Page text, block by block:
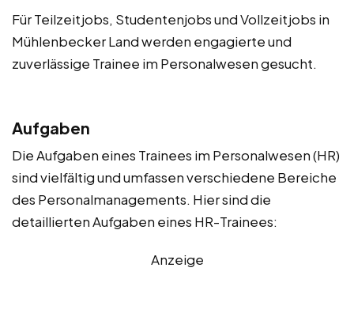
Für Teilzeitjobs, Studentenjobs und Vollzeitjobs in
Mühlenbecker Land werden engagierte und
zuverlässige Trainee im Personalwesen gesucht.
Aufgaben
Die Aufgaben eines Trainees im Personalwesen (HR)
sind vielfältig und umfassen verschiedene Bereiche
des Personalmanagements. Hier sind die
detaillierten Aufgaben eines HR-Trainees:
Anzeige